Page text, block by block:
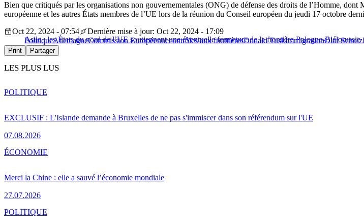
Bien que critiqués par les organisations non gouvernementales (ONG) de défense des droits de l’Homme, dont
européenne et les autres États membres de l’UE lors de la réunion du Conseil européen du jeudi 17 octobre
Asile : les États du nord de l’UE soutiennent une éventuelle fermeture de la frontière Pologne-Biélorussie
Oct 22, 2024 - 07:54
Dernière mise à jour: Oct 22, 2024 - 17:09
PolitiqueAllemagneCommission Européennecontrôles aux frontièresDonald TuskImmigrationOlaf Scholz
Print Partager
LES PLUS LUS
EXCLUSIF : L'Islande demande à Bruxelles de ne pas s'immiscer dans son référendum sur l'UE
07.08.2026
POLITIQUE
Merci la Chine : elle a sauvé l’économie mondiale
27.07.2026
ÉCONOMIE
POLITIQUE